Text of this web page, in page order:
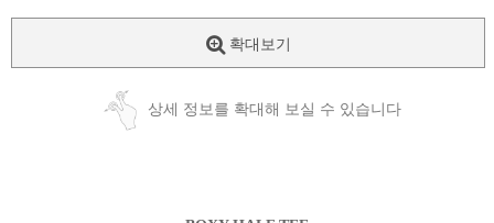
확대보기
상세 정보를 확대해 보실 수 있습니다